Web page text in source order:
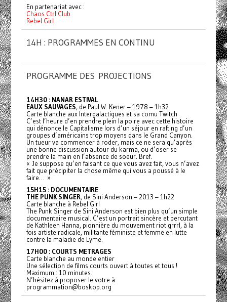
En partenariat avec :
Chaos Ctrl Club
Rebel Girl
14H : PROGRAMMES EN CONTINU
PROGRAMME DES PROJECTIONS
14H30 : NANAR ESTIVAL
EAUX SAUVAGES, de Paul W. Kener – 1978 – 1h32
Carte blanche aux Intergalactiques et sa comu Twitch
C’est l’heure d’en prendre plein la poire avec cette histoire
qui dénonce le Capitalisme lors d’un séjour en rafting d’un
groupes d’américains trop moyens dans le Grand Canyon.
Un tueur va commencer à roder, mais ce ne sera qu’après
une bonne discussion autour du karma, ou d’oser se
prendre la main en l’absence de soeur. Bref.
« Je suppose qu’en faisant ce que vous avez fait, vous n’avez
fait que précipiter la chose même qui vous a poussé à le
faire… »
15H15 : DOCUMENTAIRE
THE PUNK SINGER, de Sini Anderson – 2013 – 1h22
Carte blanche à Rebel Girl
The Punk Singer de Sini Anderson est bien plus qu’un simple
documentaire musical. C’est un portrait sincère et percutant
de Kathleen Hanna, pionnière du mouvement riot grrrl, à la
fois artiste radicale, militante féministe et femme en lutte
contre la maladie de Lyme.
17H00 : COURTS METRAGES
Carte blanche au monde entier
Une sélection de films courts ouvert à toutes et tous !
Maximum : 10 minutes.
N’hésitez à proposer le votre à
programmation@boskop.org